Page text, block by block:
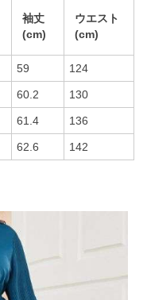
袖丈
(cm)
ウエスト
(cm)
59 124
60.2 130
61.4 136
62.6 142